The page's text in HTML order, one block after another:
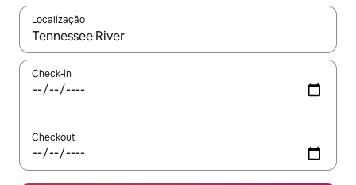
Localização
Quando os resultados estiverem disponíveis, explore-os
Check-in
Checkout